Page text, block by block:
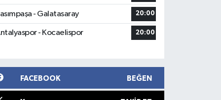
- Galatasaray 20:00
- Kocaelispor 20:00
FACEBOOK BEĞEN